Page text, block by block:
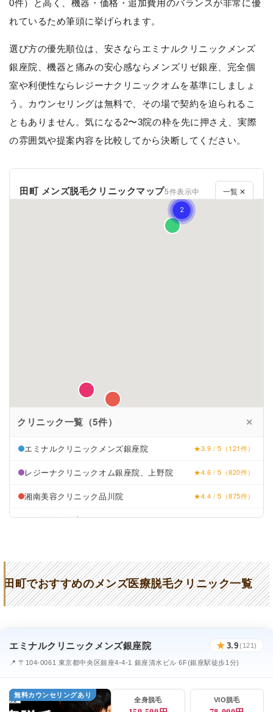
0件）と高く、機器・価格・追加費用のバランスが非常に優
れているため筆頭に挙げられます。
選び方の優先順位は、安さならエミナルクリニックメンズ
銀座院、機器と痛みの安心感ならメンズリゼ銀座、完全個
室や利便性ならレジーナクリニックオムを基準にしましょ
う。カウンセリングは無料で、その場で契約を迫られるこ
ともありません。気になる2〜3院の枠を先に押さえ、実際
の雰囲気や提案内容を比較してから決断してください。
田町 メンズ脱毛クリニックマップ5件表示中 一覧 ✕
クリニック一覧（5件） ✕
エミナルクリニックメンズ銀座院 ★3.9 / 5（121件）
レジーナクリニックオム銀座院、上野院 ★4.6 / 5（820件）
湘南美容クリニック品川院 ★4.4 / 5（875件）
メンズリゼ銀座 ★4.1 / 5（92件）
田町でおすすめのメンズ医療脱毛クリニック一覧
エミナルクリニックメンズ銀座院 ★ 3.9(121)
📍 〒104-0061 東京都中央区銀座4-4-1 銀座清水ビル 6F(銀座駅徒歩1分)
無料カウンセリングあり
全身脱毛 VIO脱毛